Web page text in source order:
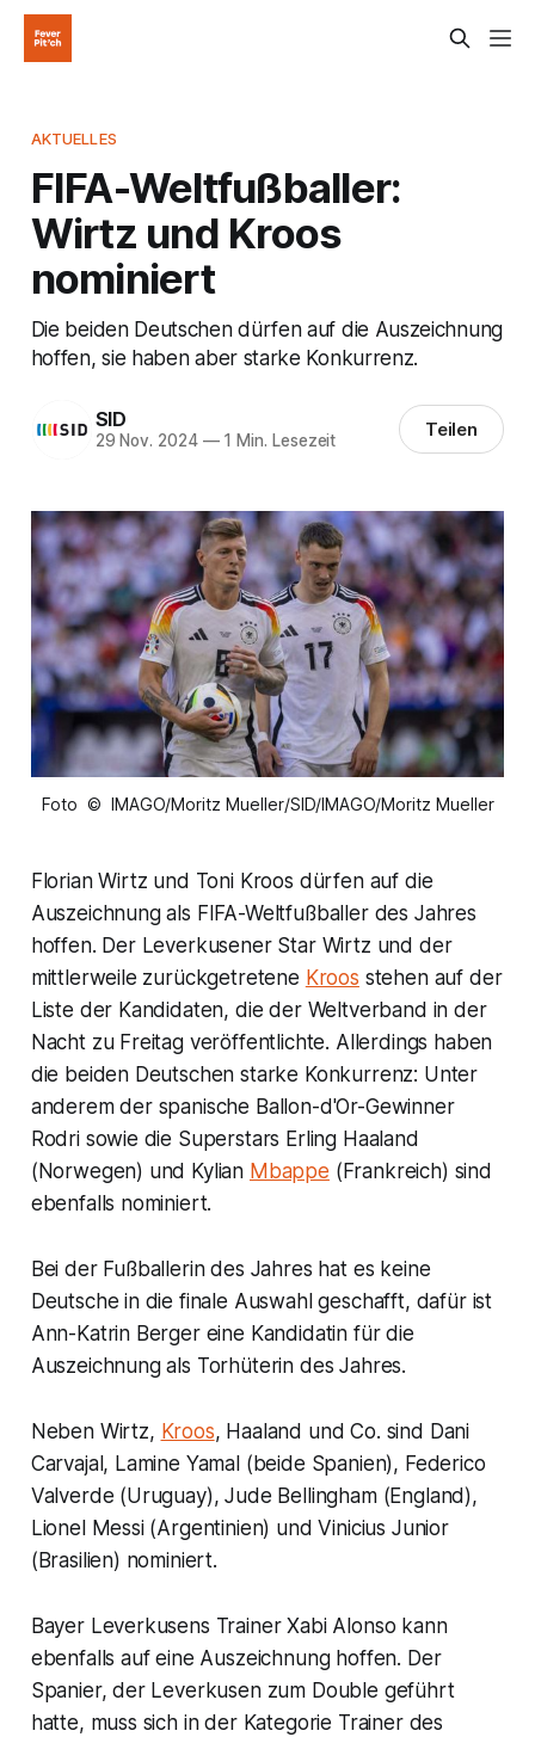
AKTUELLES
FIFA-Weltfußballer:
Wirtz und Kroos
nominiert
Die beiden Deutschen dürfen auf die Auszeichnung
hoffen, sie haben aber starke Konkurrenz.
SID
29 Nov. 2024 —1 Min. Lesezeit Teilen
Foto © IMAGO/Moritz Mueller/SID/IMAGO/Moritz Mueller
Florian Wirtz und Toni Kroos dürfen auf die
Auszeichnung als FIFA-Weltfußballer des Jahres
hoffen. Der Leverkusener Star Wirtz und der
mittlerweile zurückgetretene Kroos stehen auf der
Liste der Kandidaten, die der Weltverband in der
Nacht zu Freitag veröffentlichte. Allerdings haben
die beiden Deutschen starke Konkurrenz: Unter
anderem der spanische Ballon-d'Or-Gewinner
Rodri sowie die Superstars Erling Haaland
(Norwegen) und Kylian Mbappe (Frankreich) sind
ebenfalls nominiert.
Bei der Fußballerin des Jahres hat es keine
Deutsche in die finale Auswahl geschafft, dafür ist
Ann-Katrin Berger eine Kandidatin für die
Auszeichnung als Torhüterin des Jahres.
Neben Wirtz, Kroos, Haaland und Co. sind Dani
Carvajal, Lamine Yamal (beide Spanien), Federico
Valverde (Uruguay), Jude Bellingham (England),
Lionel Messi (Argentinien) und Vinicius Junior
(Brasilien) nominiert.
Bayer Leverkusens Trainer Xabi Alonso kann
ebenfalls auf eine Auszeichnung hoffen. Der
Spanier, der Leverkusen zum Double geführt
hatte, muss sich in der Kategorie Trainer des